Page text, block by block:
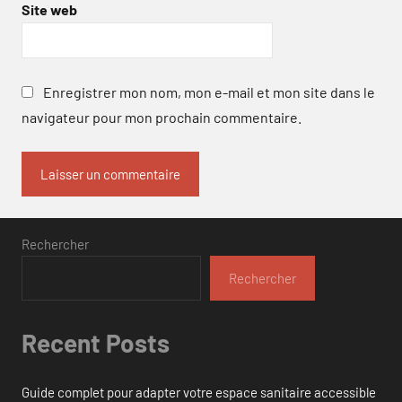
Site web
Enregistrer mon nom, mon e-mail et mon site dans le
navigateur pour mon prochain commentaire.
Rechercher
Rechercher
Recent Posts
Guide complet pour adapter votre espace sanitaire accessible